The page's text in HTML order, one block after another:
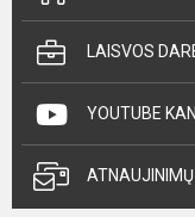
LAISVOS
YOUTUBE